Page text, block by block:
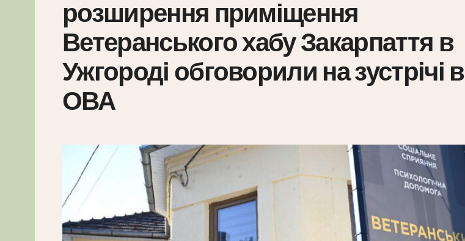
розширення приміщення
Ветеранського хабу Закарпаття в
Ужгороді обговорили на зустрічі в
ОВА